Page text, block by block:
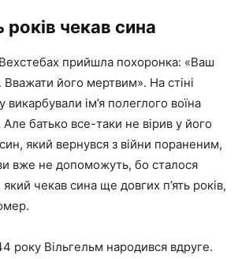
років чекав сина
прийшла похоронка: «Ваш
Вважати його мертвим». На стіні
викарбували ім’я полеглого воїна
Але батько все-таки не вірив у його
який вернувся з війни пораненим,
вже не допоможуть, бо сталося
чекав сина ще довгих п’ять років,
року Вільгельм народився вдруге.